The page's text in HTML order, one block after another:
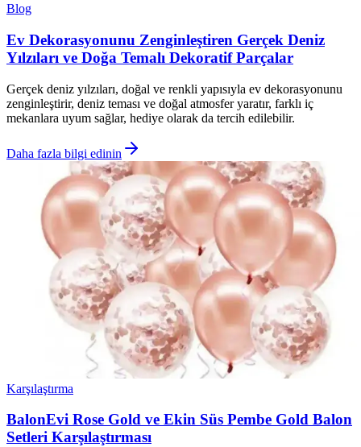
Blog
Ev Dekorasyonunu Zenginleştiren Gerçek Deniz
Yılzıları ve Doğa Temalı Dekoratif Parçalar
Gerçek deniz yılzıları, doğal ve renkli yapısıyla ev dekorasyonunu
zenginleştirir, deniz teması ve doğal atmosfer yaratır, farklı iç
mekanlara uyum sağlar, hediye olarak da tercih edilebilir.
Daha fazla bilgi edinin
Karşılaştırma
BalonEvi Rose Gold ve Ekin Süs Pembe Gold Balon
Setleri Karşılaştırması